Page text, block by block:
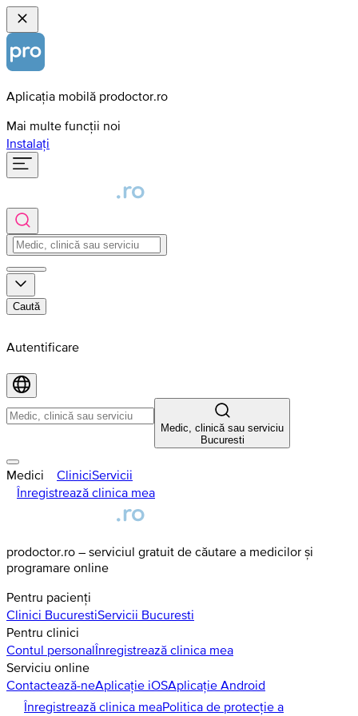
Aplicația mobilă prodoctor.ro
Mai multe funcții noi
Instalați
Caută
Autentificare
Medic, clinică sau serviciu
Bucuresti
Medici CliniciServicii
Înregistrează clinica mea
prodoctor.ro – serviciul gratuit de căutare a medicilor și
programare online
Pentru pacienți
Clinici BucurestiServicii Bucuresti
Pentru clinici
Contul personalÎnregistrează clinica mea
Serviciu online
Contactează-neAplicație iOSAplicație Android
Înregistrează clinica meaPolitica de protecție a